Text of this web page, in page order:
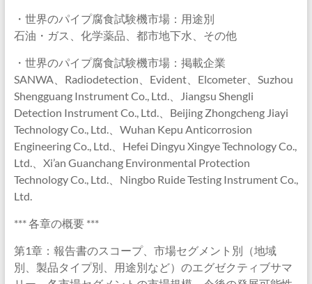
・世界のパイプ腐食試験機市場：用途別
石油・ガス、化学薬品、都市地下水、その他
・世界のパイプ腐食試験機市場：掲載企業
SANWA、Radiodetection、Evident、Elcometer、Suzhou
Shengguang Instrument Co., Ltd.、Jiangsu Shengli
Detection Instrument Co., Ltd.、Beijing Zhongcheng Jiayi
Technology Co., Ltd.、Wuhan Kepu Anticorrosion
Engineering Co., Ltd.、Hefei Dingyu Xingye Technology Co.,
Ltd.、Xi’an Guanchang Environmental Protection
Technology Co., Ltd.、Ningbo Ruide Testing Instrument Co.,
Ltd.
*** 各章の概要 ***
第1章：報告書のスコープ、市場セグメント別（地域
別、製品タイプ別、用途別など）のエグゼクティブサマ